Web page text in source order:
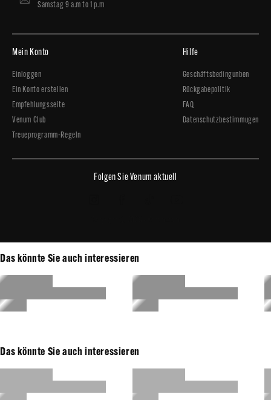
Samstag 9 a.m to 1 p.m
Mein Konto
Einloggen
Ein Konto erstellen
Empfehlungsseite
Venum Club
Treueprogramm-Regeln
Hilfe
Geschäftsbedingunben
Rückgabepolitik
FAQ
Datenschutzbestimmugen
Folgen Sie Venum aktuell
Das könnte Sie auch interessieren
Das könnte Sie auch interessieren